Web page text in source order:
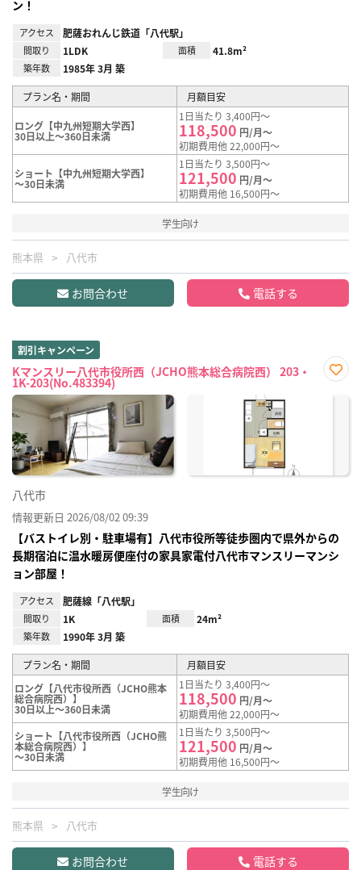
ン！
アクセス 肥薩おれんじ鉄道「八代駅」
間取り 1LDK 面積 41.8m²
築年数 1985年 3月 築
プラン名・期間 月額目安
ロング【中九州短期大学西】
30日以上～360日未満
1日当たり 3,400円～
118,500 円/月～
初期費用他 22,000円～
ショート【中九州短期大学西】
～30日未満
1日当たり 3,500円～
121,500 円/月～
初期費用他 16,500円～
学生向け
熊本県 八代市
お問合わせ 電話する
割引キャンペーン
Kマンスリー八代市役所西（JCHO熊本総合病院西） 203・
1K-203(No.483394)
に入
八代市
情報更新日 2026/08/02 09:39
【バストイレ別・駐車場有】八代市役所等徒歩圏内で県外からの
長期宿泊に温水暖房便座付の家具家電付八代市マンスリーマンシ
ョン部屋！
アクセス 肥薩線「八代駅」
間取り 1K 面積 24m²
築年数 1990年 3月 築
プラン名・期間
月額目安
ロング【八代市役所西（JCHO熊本
総合病院西）】
30日以上～360日未満
1日当たり 3,400円～
118,500 円/月～
初期費用他 22,000円～
ショート【八代市役所西（JCHO熊
本総合病院西）】
～30日未満
1日当たり 3,500円～
121,500 円/月～
初期費用他 16,500円～
学生向け
熊本県 八代市
お問合わせ 電話する